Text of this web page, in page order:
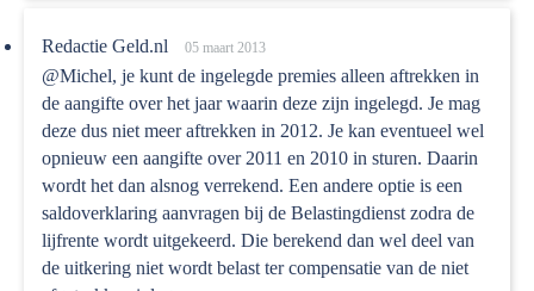
Redactie Geld.nl 05 maart 2013
@Michel, je kunt de ingelegde premies alleen aftrekken in
de aangifte over het jaar waarin deze zijn ingelegd. Je mag
deze dus niet meer aftrekken in 2012. Je kan eventueel wel
opnieuw een aangifte over 2011 en 2010 in sturen. Daarin
wordt het dan alsnog verrekend. Een andere optie is een
saldoverklaring aanvragen bij de Belastingdienst zodra de
lijfrente wordt uitgekeerd. Die berekend dan wel deel van
de uitkering niet wordt belast ter compensatie van de niet